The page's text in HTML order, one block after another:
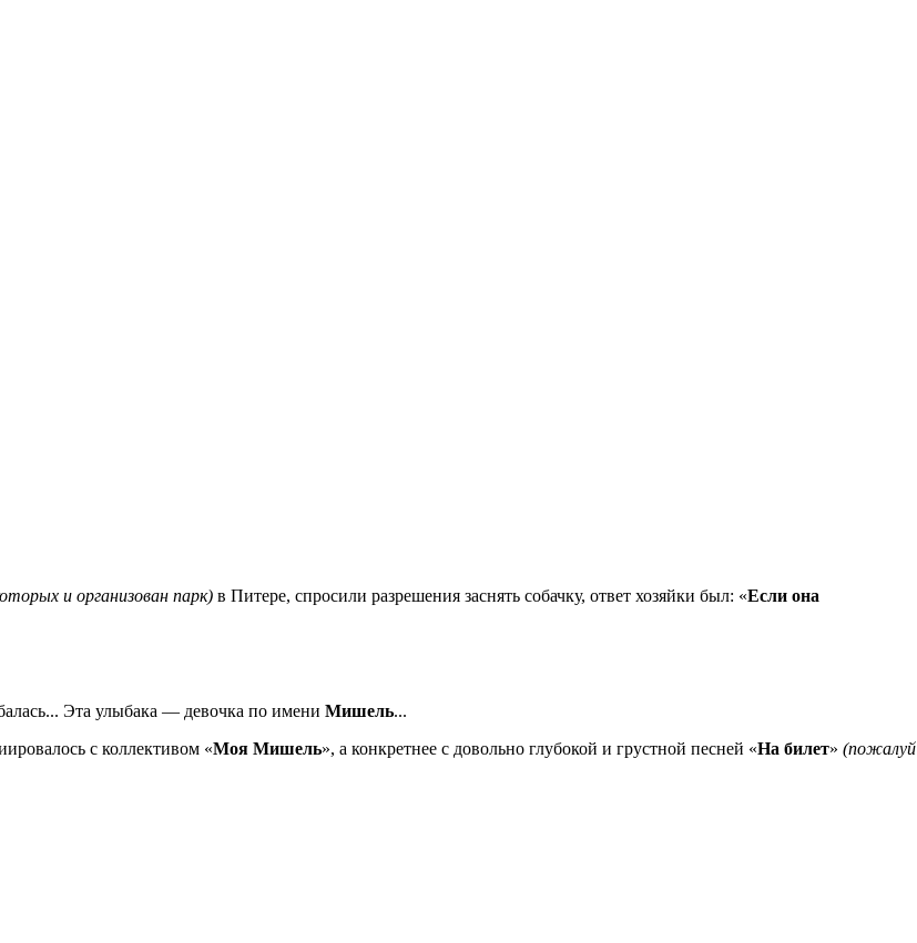
и организован парк) в Питере, спросили разрешения заснять собачку, ответ хозяйки был: «Если она
Эта улыбака — девочка по имени Мишель...
с коллективом «Моя Мишель», а конкретнее с довольно глубокой и грустной песней «На билет» (пожалуй